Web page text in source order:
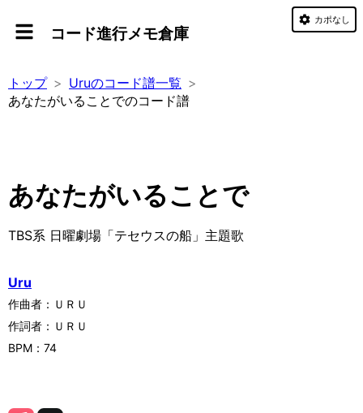
コード進行メモ倉庫
トップ
Uruのコード譜一覧
あなたがいることでのコード譜
あなたがいることで
TBS系 日曜劇場「テセウスの船」主題歌
Uru
作曲者： ＵＲＵ
作詞者： ＵＲＵ
BPM： 74
カポなし